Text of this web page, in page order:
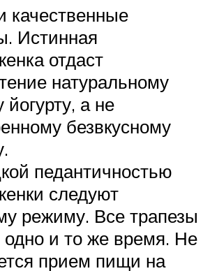
качественные
Истинная
отдаст
натуральному
а не
безвкусному
педантичностью
следуют
режиму. Все трапезы
одно и то же время. Не
прием пищи на